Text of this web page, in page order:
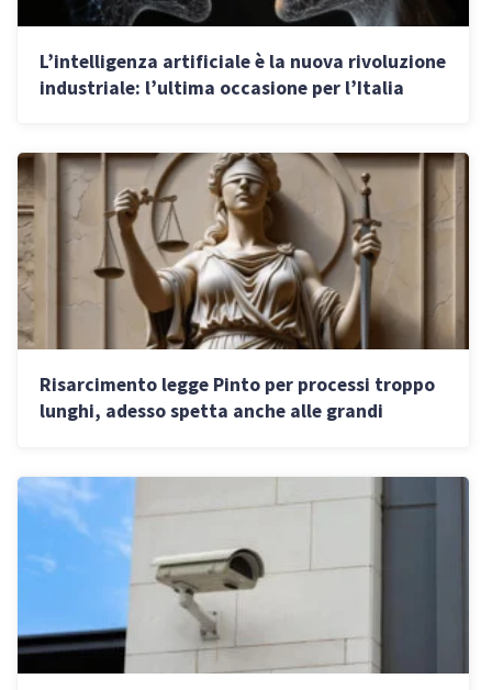
L’intelligenza artificiale è la nuova rivoluzione
industriale: l’ultima occasione per l’Italia
Risarcimento legge Pinto per processi troppo
lunghi, adesso spetta anche alle grandi